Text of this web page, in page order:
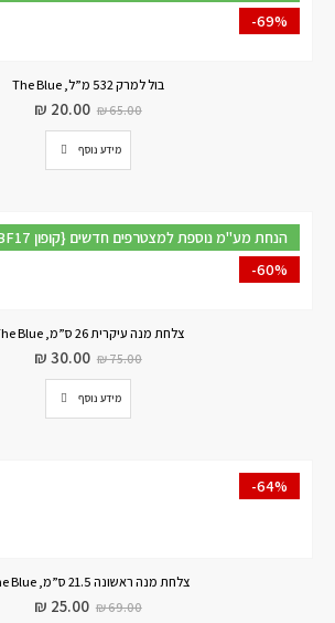
-69%
בול למרק 532 מ”ל, The Blue
₪65.00
₪ 20.00
מידע נוסף
{BF17 קופון} הנחת מע"מ נוספת למצטרפים חדשים
-60%
צלחת מנה עיקרית 26 ס”מ, The Blue
₪75.00
₪ 30.00
מידע נוסף
-64%
צלחת מנה ראשונה 21.5 ס”מ, The Blue
₪69.00
₪ 25.00